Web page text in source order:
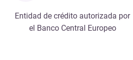
Entidad de crédito autorizada por
el Banco Central Europeo